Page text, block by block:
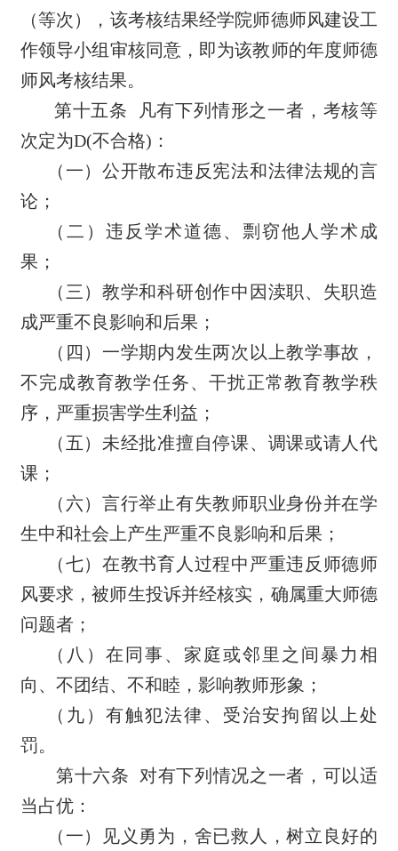
（等次），该考核结果经学院师德师风建设工
作领导小组审核同意，即为该教师的年度师德
师风考核结果。
第十五条
凡有下列情形之一者，考核等
次定为D(不合格) ：
（一）公开散布违反宪法和法律法规的言
论；
（二）违反学术道德、剽窃他人学术成
果；
（三）教学和科研创作中因渎职、失职造
成严重不良影响和后果；
（四）一学期内发生两次以上教学事故，
不完成教育教学任务、干扰正常教育教学秩
序，严重损害学生利益；
（五）未经批准擅自停课、调课或请人代
课；
（六）言行举止有失教师职业身份并在学
生中和社会上产生严重不良影响和后果；
（七）在教书育人过程中严重违反师德师
风要求，被师生投诉并经核实，确属重大师德
问题者；
（八） 在同事、家庭或邻里之间暴力相
向、不团结、不和睦，影响教师形象；
（九）有触犯法律、受治安拘留以上处
罚。
第十六条
对有下列情况之一者，可以适
当占优：
（一）见义勇为，舍已救人，树立良好的